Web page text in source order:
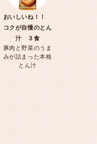
おいしいね！！
コクが自慢のとん
汁 ３食
豚肉と野菜のうま
みが詰まった本格
とん汁